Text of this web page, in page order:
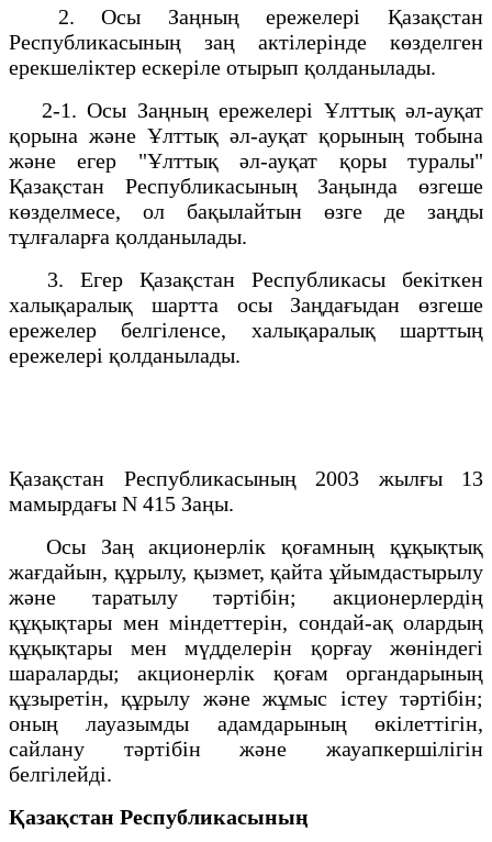
2. Осы Заңның ережелері Қазақстан
Республикасының заң актілерінде көзделген
ерекшеліктер ескеріле отырып қолданылады.
2-1. Осы Заңның ережелері Ұлттық әл-ауқат
қорына және Ұлттық әл-ауқат қорының тобына
және егер "Ұлттық әл-ауқат қоры туралы"
Қазақстан Республикасының Заңында өзгеше
көзделмесе, ол бақылайтын өзге де заңды
тұлғаларға қолданылады.
3. Егер Қазақстан Республикасы бекіткен
халықаралық шартта осы Заңдағыдан өзгеше
ережелер белгіленсе, халықаралық шарттың
ережелері қолданылады.
Қазақстан Республикасының 2003 жылғы 13
мамырдағы N 415 Заңы.
Осы Заң акционерлік қоғамның құқықтық
жағдайын, құрылу, қызмет, қайта ұйымдастырылу
және таратылу тәртібін; акционерлердің
құқықтары мен міндеттерін, сондай-ақ олардың
құқықтары мен мүдделерін қорғау жөніндегі
шараларды; акционерлік қоғам органдарының
құзыретін, құрылу және жұмыс істеу тәртібін;
оның лауазымды адамдарының өкілеттігін,
сайлану тәртібін және жауапкершілігін
белгілейді.
Қазақстан Республикасының